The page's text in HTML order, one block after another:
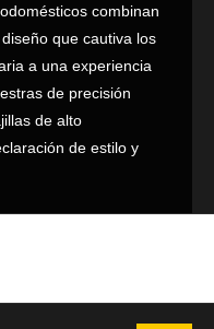
combinan
que cautiva los
a una experiencia
de precisión
de alto
de estilo y